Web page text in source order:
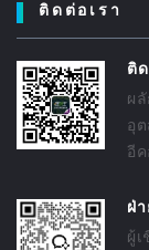
ติดต่อเรา
ติ
ผ
อุ
อี
ฝ่
ผู้